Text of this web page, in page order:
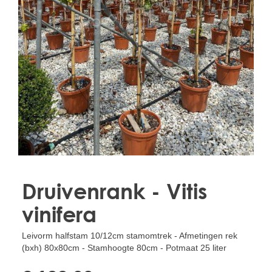
Treesafe
VORSTBESCHERMINGVOORBOMEN.NL
WINTERSCHUTZFUERBAEUME.DE
FROSTPROTECTIONFORTREES.CO.UK
Terracotta
TERRACOTTA.NL
TERRACOTTA.BE
TERRAKOTTA.DE
Druivenrank - Vitis
vinifera
Leivorm halfstam 10/12cm stamomtrek - Afmetingen rek
(bxh) 80x80cm - Stamhoogte 80cm - Potmaat 25 liter